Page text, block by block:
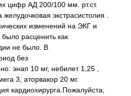
цифр АД 200/100 мм. рт.ст.
экстрасистолия .
изменений на ЭКГ и
расценить как
не было. В
без
энап 10 мг, небилет 1,25 ,
3, аторвакор 20 мг.
кардиохирурга.Пожалуйста,